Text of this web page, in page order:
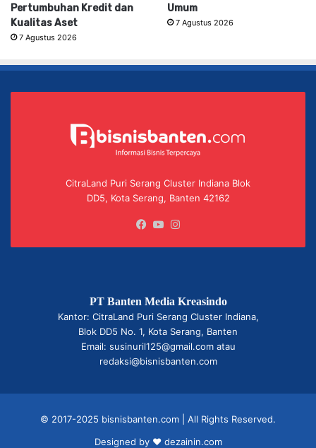
Pertumbuhan Kredit dan
Kualitas Aset
7 Agustus 2026
Umum
7 Agustus 2026
CitraLand Puri Serang Cluster Indiana Blok
DD5, Kota Serang, Banten 42162
Facebook
YouTube
PT Banten Media Kreasindo
Kantor: CitraLand Puri Serang Cluster Indiana,
Blok DD5 No. 1, Kota Serang, Banten
Email: susinuril125@gmail.com atau
redaksi@bisnisbanten.com
© 2017-2025 bisnisbanten.com | All Rights Reserved.
Designed by ❤ dezainin.com